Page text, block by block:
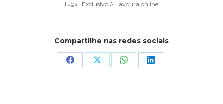
Tags: Exclusivo A Lavoura online
Compartilhe nas redes sociais
Share Share Share Share